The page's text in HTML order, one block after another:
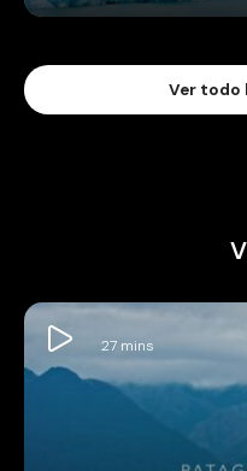
Ver todo